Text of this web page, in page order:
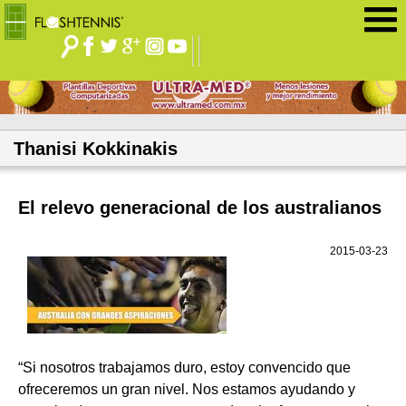
Thanisi Kokkinakis
El relevo generacional de los australianos
2015-03-23
“Si nosotros trabajamos duro, estoy convencido que
ofreceremos un gran nivel. Nos estamos ayudando y